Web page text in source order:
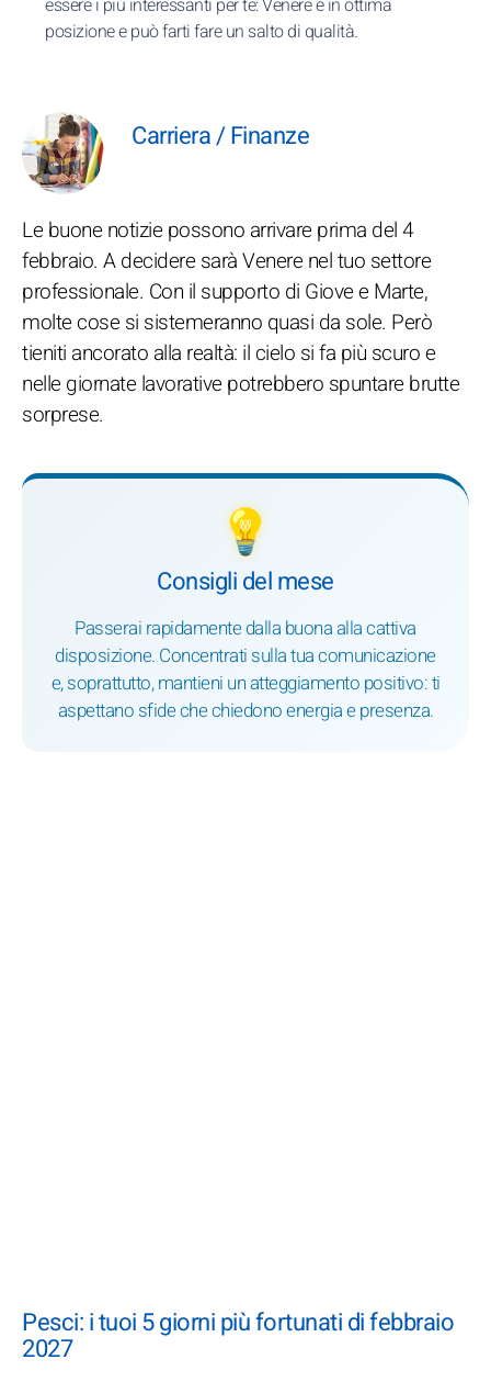
essere i più interessanti per te: Venere è in ottima
posizione e può farti fare un salto di qualità.
Carriera / Finanze
Le buone notizie possono arrivare prima del 4
febbraio. A decidere sarà Venere nel tuo settore
professionale. Con il supporto di Giove e Marte,
molte cose si sistemeranno quasi da sole. Però
tieniti ancorato alla realtà: il cielo si fa più scuro e
nelle giornate lavorative potrebbero spuntare brutte
sorprese.
💡
Consigli del mese
Passerai rapidamente dalla buona alla cattiva
disposizione. Concentrati sulla tua comunicazione
e, soprattutto, mantieni un atteggiamento positivo: ti
aspettano sfide che chiedono energia e presenza.
Pesci: i tuoi 5 giorni più fortunati di febbraio
2027